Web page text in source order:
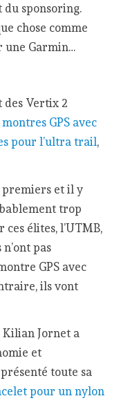
sponsoring.
chose comme
une Garmin…
des Vertix 2
montres GPS avec
pour l’ultra trail,
premiers et il y
trop
élites, l’UTMB,
pas
GPS avec
ils vont
Kilian Jornet a
et
toute sa
pour un nylon